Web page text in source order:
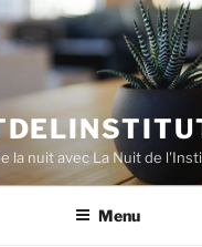
la nuit avec La Nuit de
Menu